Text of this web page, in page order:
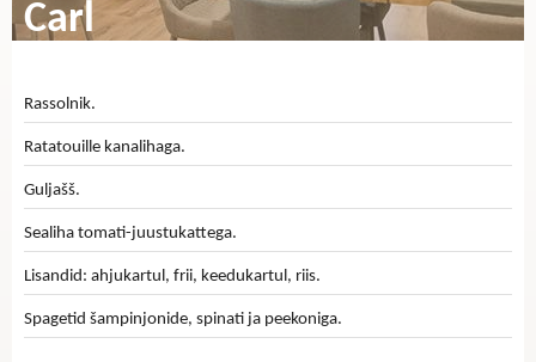
Carl
Rassolnik.
Ratatouille kanalihaga.
Guljašš.
Sealiha tomati-juustukattega.
Lisandid: ahjukartul, frii, keedukartul, riis.
Spagetid šampinjonide, spinati ja peekoniga.